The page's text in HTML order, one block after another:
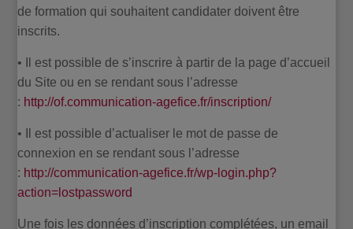
de formation qui souhaitent candidater doivent être
inscrits.
• Il est possible de s’inscrire à partir de la page d’accueil
du Site ou en se rendant sous l’adresse
: http://of.communication-agefice.fr/inscription/
• Il est possible d’actualiser le mot de passe de
connexion en se rendant sous l’adresse
: http://communication-agefice.fr/wp-login.php?
action=lostpassword
Une fois les données d’inscription complétées, un email